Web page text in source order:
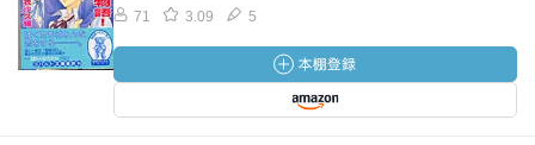
71 3.09 5